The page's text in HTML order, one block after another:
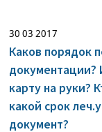
30 03 2017
Каков порядок
документации?
карту на руки?
какой срок
документ?